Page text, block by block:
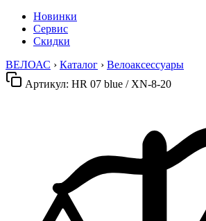
Новинки
Сервис
Скидки
ВЕЛОАС › Каталог › Велоаксессуары
Артикул: HR 07 blue / XN-8-20